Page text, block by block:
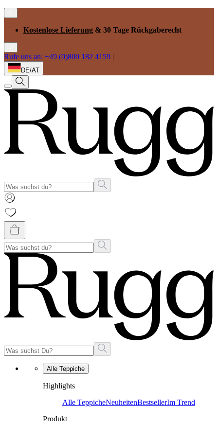
Kostenlose Lieferung & 30 Tage Rückgaberecht
Rufe uns an: +49 (0)800 182 4159 |
DE/AT
Alle Teppiche
Highlights
Alle TeppicheNeuheitenBestsellerIm Trend
Produkt